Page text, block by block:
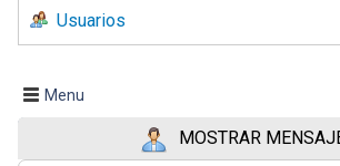
Usuarios
Menu
MOSTRAR